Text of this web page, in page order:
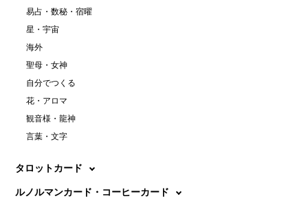
易占・数秘・宿曜
星・宇宙
海外
聖母・女神
自分でつくる
花・アロマ
観音様・龍神
言葉・文字
タロットカード
ルノルマンカード・コーヒーカード